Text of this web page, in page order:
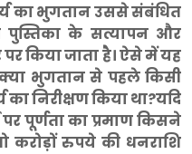
का भुगतान उससे संबंधित
पुस्तिका के सत्यापन और
पर किया जाता है। ऐसे में यह
भुगतान से पहले किसी
निरीक्षण किया था?यदि
पूर्णता का प्रमाण किसने
करोड़ों रुपये की धनराशि